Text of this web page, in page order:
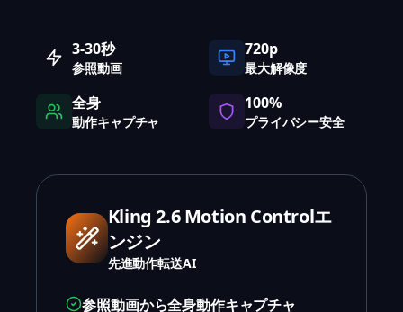
3-30秒
参照動画
720p
最大解像度
全身
動作キャプチャ
100%
プライバシー安全
Kling 2.6 Motion Controlエ
ンジン
先進動作転送AI
参照動画から全身動作キャプチャ